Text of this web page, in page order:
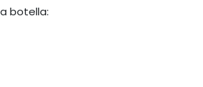
botella: